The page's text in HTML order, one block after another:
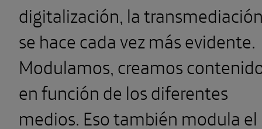
digitalización, la
se hace cada vez más evidente.
Modulamos, creamos
en función de los diferentes
medios. Eso también modula el